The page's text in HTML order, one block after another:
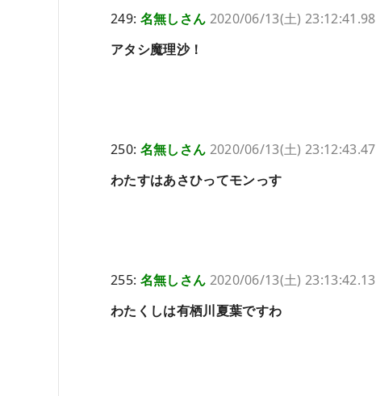
249: 名無しさん 2020/06/13(土) 23:12:41.98
アタシ魔理沙！
250: 名無しさん 2020/06/13(土) 23:12:43.47
わたすはあさひってモンっす
255: 名無しさん 2020/06/13(土) 23:13:42.13
わたくしは有栖川夏葉ですわ